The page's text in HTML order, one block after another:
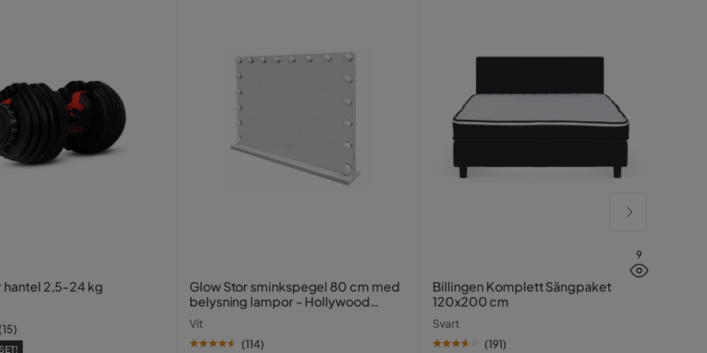
hantel 2,5-24 kg
(15)
Glow Stor sminkspegel 80 cm med
belysning lampor - Hollywood
spegel med USB-charging
Vit
(114)
9
Billingen Komplett Sängpaket
120x200 cm
Svart
(191)